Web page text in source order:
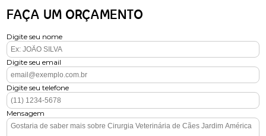
FAÇA UM ORÇAMENTO
Digite seu nome
Digite seu email
Digite seu telefone
Mensagem